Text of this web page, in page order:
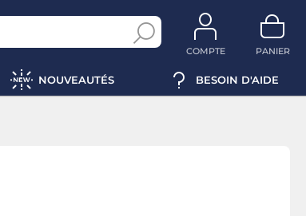
COMPTE PANIER
NOUVEAUTÉS BESOIN D'AIDE